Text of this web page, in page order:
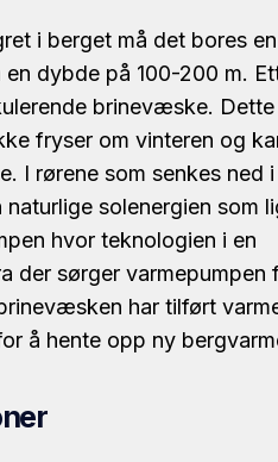
i berget må det bores en
dybde på 100-200 m.
brinevæske.
fryser om vinteren og
I rørene som senkes ned i
solenergien som
hvor teknologien i en
der sørger varmepumpen
har tilført
å hente opp ny